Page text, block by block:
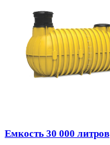
Емкость 30 000 литров